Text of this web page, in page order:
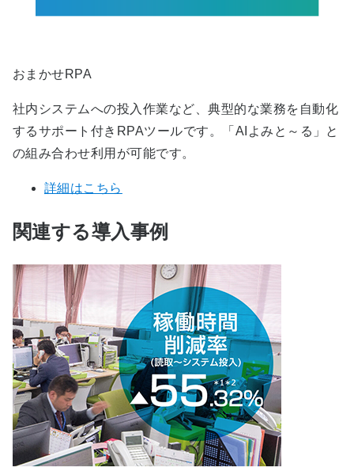
おまかせRPA
社内システムへの投入作業など、典型的な業務を自動化
するサポート付きRPAツールです。「AIよみと～る」と
の組み合わせ利用が可能です。
詳細はこちら
関連する導入事例